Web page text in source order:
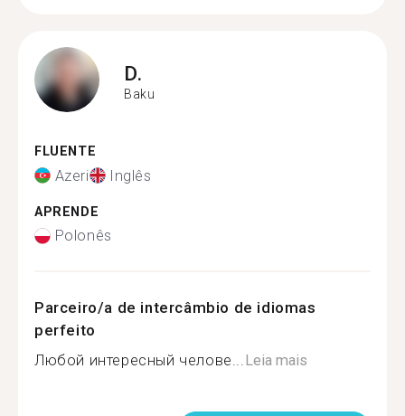
D.
Baku
FLUENTE
Azeri Inglês
APRENDE
Polonês
Parceiro/a de intercâmbio de idiomas
perfeito
Любой интересный челове...Leia mais